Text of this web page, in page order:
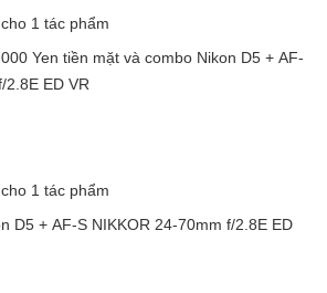
1 tác phẩm
Yen tiền mặt và combo Nikon D5 + AF-
2.8E ED VR
1 tác phẩm
D5 + AF-S NIKKOR 24-70mm f/2.8E ED